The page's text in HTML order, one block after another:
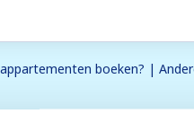
boeken? |